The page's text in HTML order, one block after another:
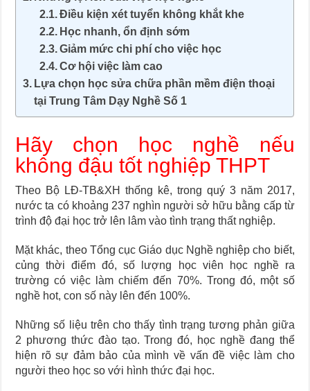
Điều kiện xét tuyển không khắt khe
Học nhanh, ổn định sớm
Giảm mức chi phí cho việc học
Cơ hội việc làm cao
Lựa chọn học sửa chữa phần mềm điện thoại
tại Trung Tâm Dạy Nghề Số 1
Hãy chọn học nghề nếu
không đậu tốt nghiệp THPT
Theo Bộ LĐ-TB&XH thống kê, trong quý 3 năm 2017,
nước ta có khoảng 237 nghìn người sở hữu bằng cấp từ
trình độ đại học trở lên lâm vào tình trạng thất nghiệp.
Mặt khác, theo Tổng cục Giáo dục Nghề nghiệp cho biết,
củng thời điểm đó, số lượng học viên học nghề ra
trường có việc làm chiếm đến 70%. Trong đó, một số
nghề hot, con số này lên đến 100%.
Những số liệu trên cho thấy tình trạng tương phản giữa
2 phương thức đào tạo. Trong đó, học nghề đang thể
hiện rõ sự đảm bảo của mình về vấn đề việc làm cho
người theo học so với hình thức đại học.